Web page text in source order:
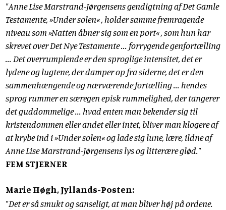
"Anne Lise Marstrand-Jørgensens gendigtning af Det Gamle
Testamente, »Under solen« , holder samme fremragende
niveau som »Natten åbner sig som en port« , som hun har
skrevet over Det Nye Testamente ... forrygende genfortælling
... Det overrumplende er den sproglige intensitet, det er
lydene og lugtene, der damper op fra siderne, det er den
sammenhængende og nærværende fortælling ... hendes
sprog rummer en særegen episk rummelighed, der tangerer
det guddommelige ... hvad enten man bekender sig til
kristendommen eller andet eller intet, bliver man klogere af
at krybe ind i »Under solen« og lade sig lune, lære, ildne af
Anne Lise Marstrand-Jørgensens lys og litterære glød."
FEM STJERNER
Marie Høgh, Jyllands-Posten:
"Det er så smukt og sanseligt, at man bliver høj på ordene.